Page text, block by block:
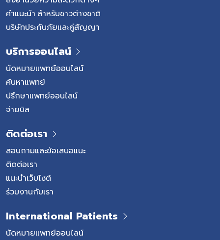
คำแนะนำ สำหรับชาวต่างชาติ
บริษัทประกันภัยและคู่สัญญา
บริการออนไลน์
นัดหมายแพทย์ออนไลน์
ค้นหาแพทย์
ปรึกษาแพทย์ออนไลน์
จ่ายบิล
ติดต่อเรา
สอบถามและข้อเสนอแนะ
ติดต่อเรา
แนะนำเว็บไซต์
ร่วมงานกับเรา
International Patients
นัดหมายแพทย์ออนไลน์